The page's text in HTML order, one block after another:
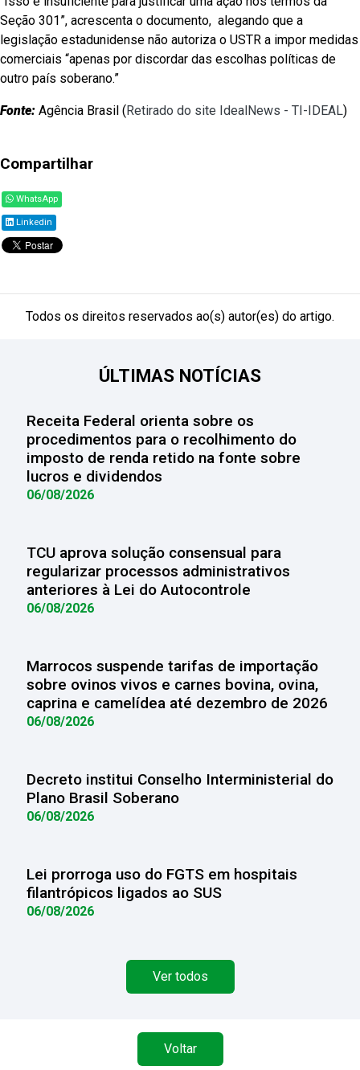
Seção 301”, acrescenta o documento, alegando que a
legislação estadunidense não autoriza o USTR a impor medidas
comerciais “apenas por discordar das escolhas políticas de
outro país soberano.”
Fonte: Agência Brasil (Retirado do site IdealNews - TI-IDEAL)
Compartilhar
WhatsApp
Linkedin
Todos os direitos reservados ao(s) autor(es) do artigo.
ÚLTIMAS NOTÍCIAS
Receita Federal orienta sobre os
procedimentos para o recolhimento do
imposto de renda retido na fonte sobre
lucros e dividendos
06/08/2026
TCU aprova solução consensual para
regularizar processos administrativos
anteriores à Lei do Autocontrole
06/08/2026
Marrocos suspende tarifas de importação
sobre ovinos vivos e carnes bovina, ovina,
caprina e camelídea até dezembro de 2026
06/08/2026
Decreto institui Conselho Interministerial do
Plano Brasil Soberano
06/08/2026
Lei prorroga uso do FGTS em hospitais
filantrópicos ligados ao SUS
06/08/2026
Ver todos
Voltar